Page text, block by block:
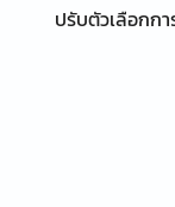
ปรับตัวเลือกก